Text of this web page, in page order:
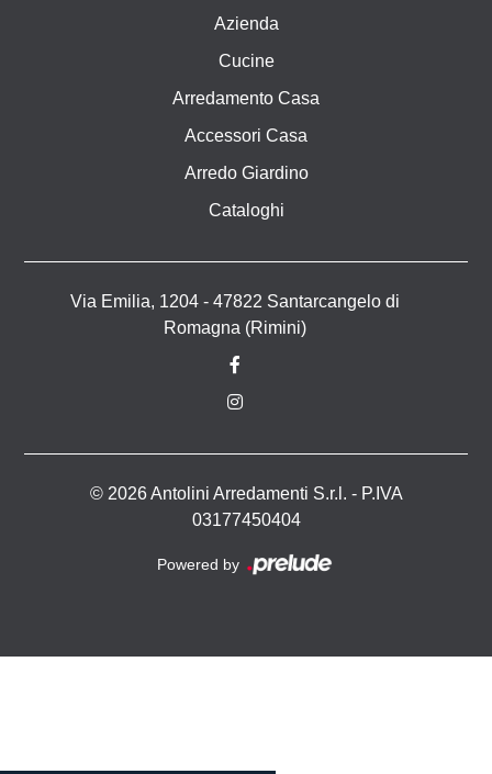
Azienda
Cucine
Arredamento Casa
Accessori Casa
Arredo Giardino
Cataloghi
Via Emilia, 1204 - 47822 Santarcangelo di
Romagna (Rimini)
© 2026 Antolini Arredamenti S.r.l. - P.IVA
03177450404
Powered by